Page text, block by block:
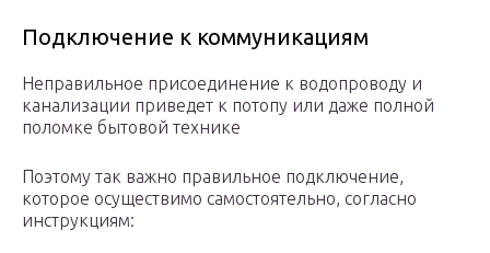
Подключение к коммуникациям
Неправильное присоединение к водопроводу и
канализации приведет к потопу или даже полной
поломке бытовой технике
Поэтому так важно правильное подключение,
которое осуществимо самостоятельно, согласно
инструкциям: